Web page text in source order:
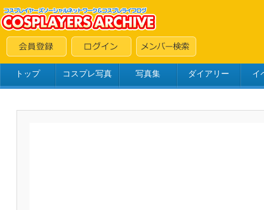
トップ コスプレ写真 写真集 ダイアリー イ